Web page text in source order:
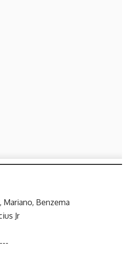
Mariano, Benzema
Jr
---